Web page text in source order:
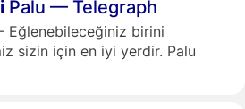
Palu — Telegraph
Eğlenebileceğiniz birini
sizin için en iyi yerdir. Palu